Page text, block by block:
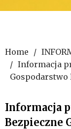
Home
Informacja
Gospodarstwo
Informacja
Bezpieczne